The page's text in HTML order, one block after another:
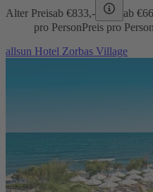
Alter Preisab €833,- ab €
pro PersonPreis pro Person
allsun Hotel Zorbas Village